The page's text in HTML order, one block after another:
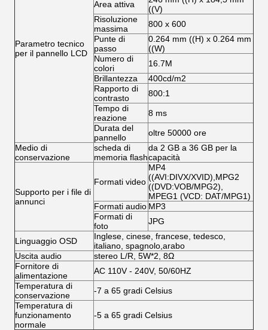
Parametro tecnico
per il pannello LCD
Area attiva
((V)
Risoluzione
massima
800 x 600
Punte di
passo
0.264 mm ((H) x 0.264 mm
((W)
Numero di
colori
16.7M
Brillantezza
400cd/m2
Rapporto di
contrasto
800:1
Tempo di
reazione
8 ms
Durata del
pannello
oltre 50000 ore
Medio di
conservazione
scheda di
memoria flash
da 2 GB a 36 GB per la
capacità
Supporto per i file di
annunci
Formati video
MP4
((AVI:DIVX/XVID),MPG2
((DVD:VOB/MPG2),
MPEG1 (VCD: DAT/MPG1)
Formati audio MP3
Formati di
foto
JPG
Linguaggio OSD
Inglese, cinese, francese, tedesco,
italiano, spagnolo,arabo
Uscita audio
stereo L/R, 5W*2, 8Ω
Fornitore di
alimentazione
AC 110V - 240V, 50/60HZ
Temperatura di
conservazione
-7 a 65 gradi Celsius
Temperatura di
funzionamento
normale
-5 a 65 gradi Celsius